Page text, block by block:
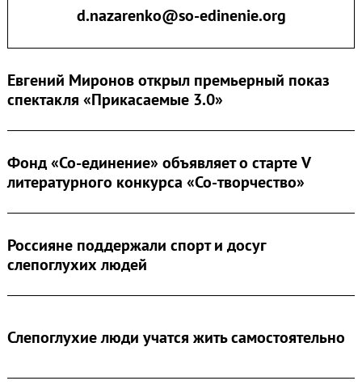
d.nazarenko@so-edinenie.org
Евгений Миронов открыл премьерный показ
спектакля «Прикасаемые 3.0»
Фонд «Со-единение» объявляет о старте V
литературного конкурса «Со-творчество»
Россияне поддержали спорт и досуг
слепоглухих людей
Слепоглухие люди учатся жить самостоятельно